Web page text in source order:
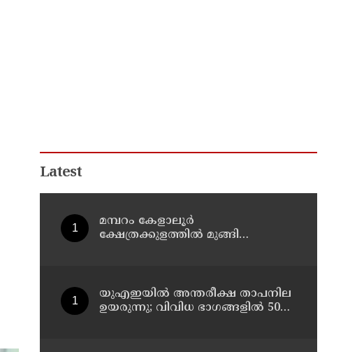
Latest
മമ്പറം കേളാലൂർ
ക്ഷേത്രക്കുളത്തിൽ മുങ്ങി
യുഎഇയില്‍ അന്തരീക്ഷ താപനില
ഉയരുന്നു; വിവിധ ഭാഗങ്ങളില്‍ 50